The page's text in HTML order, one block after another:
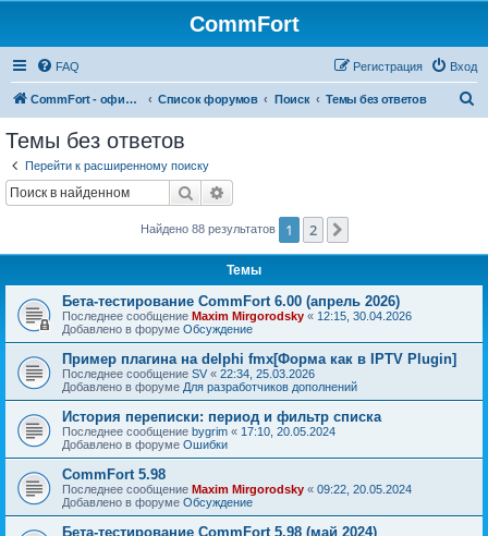
CommFort
FAQ Вход
Регистрация
CommFort - официальный сайт Список форумов Поиск Темы без ответов
Темы без ответов
Перейти к расширенному поиску
Поиск
Найдено 88 результатов 1 2
Темы
Бета-тестирование CommFort 6.00 (апрель 2026)
Последнее сообщение Maxim Mirgorodsky « 12:15, 30.04.2026
Добавлено в форуме Обсуждение
Пример плагина на delphi fmx[Форма как в IPTV Plugin]
Последнее сообщение SV « 22:34, 25.03.2026
Добавлено в форуме Для разработчиков дополнений
История переписки: период и фильтр списка
Последнее сообщение bygrim « 17:10, 20.05.2024
Добавлено в форуме Ошибки
CommFort 5.98
Последнее сообщение Maxim Mirgorodsky « 09:22, 20.05.2024
Добавлено в форуме Обсуждение
Бета-тестирование CommFort 5.98 (май 2024)